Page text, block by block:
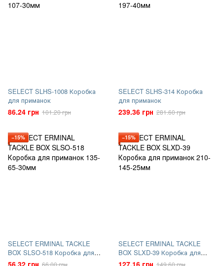
SELECT SLHS-1008 Коробка
для приманок
86.24 грн 101.20 грн
SELECT SLHS-314 Коробка
для приманок
239.36 грн 281.60 грн
−15%
SELECT ERMINAL TACKLE
BOX SLSO-518 Коробка для
приманок
56.32 грн 66.00 грн
−15%
SELECT ERMINAL TACKLE
BOX SLXD-39 Коробка для
приманок
127.16 грн 149.60 грн